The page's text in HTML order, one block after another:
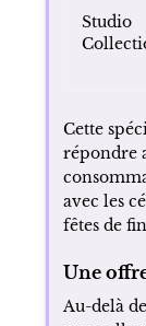
Studio
Cette
répondre
avec les
fêtes de
Une
Au-delà